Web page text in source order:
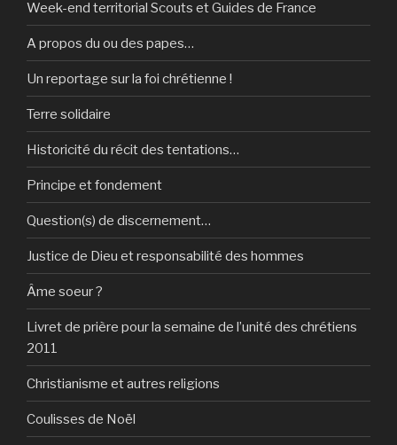
Week-end territorial Scouts et Guides de France
A propos du ou des papes…
Un reportage sur la foi chrétienne !
Terre solidaire
Historicité du récit des tentations…
Principe et fondement
Question(s) de discernement…
Justice de Dieu et responsabilité des hommes
Âme soeur ?
Livret de prière pour la semaine de l’unité des chrétiens
2011
Christianisme et autres religions
Coulisses de Noël